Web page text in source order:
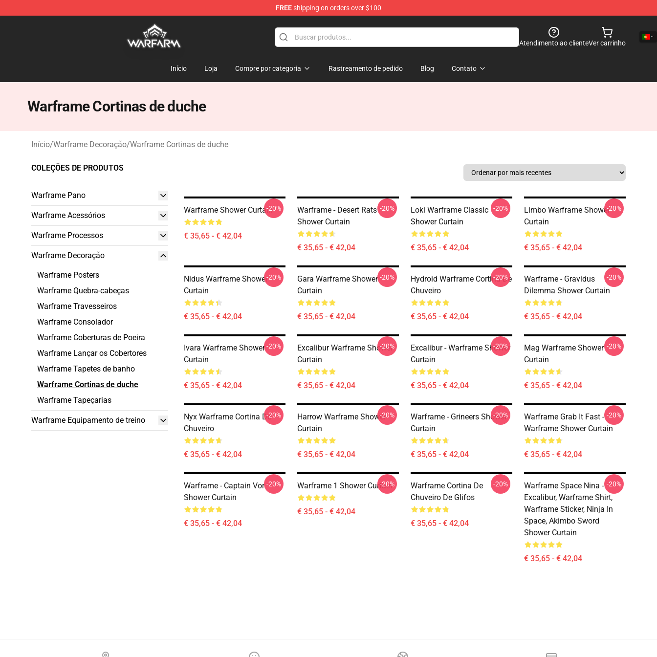
FREEshipping on orders over $100
Warframe Shop - Official Warframe Merchandise Store
Atendimento ao clienteVer carrinho
Início Loja Compre por categoria Rastreamento de pedido Blog Contato
Warframe Cortinas de duche
Início/Warframe Decoração/Warframe Cortinas de duche
COLEÇÕES DE PRODUTOS
Warframe Pano
Warframe Acessórios
Warframe Processos
Warframe Decoração
Warframe Posters
Warframe Quebra-cabeças
Warframe Travesseiros
Warframe Consolador
Warframe Coberturas de Poeira
Warframe Lançar os Cobertores
Warframe Tapetes de banho
Warframe Cortinas de duche
Warframe Tapeçarias
Warframe Equipamento de treino
Warframe Shower Curtain
€ 35,65 - € 42,04
-20%
Warframe - Desert Rats
Shower Curtain
€ 35,65 - € 42,04
-20%
Loki Warframe Classic
Shower Curtain
€ 35,65 - € 42,04
-20%
Limbo Warframe Shower
Curtain
€ 35,65 - € 42,04
-20%
Nidus Warframe Shower
Curtain
€ 35,65 - € 42,04
-20%
Gara Warframe Shower
Curtain
€ 35,65 - € 42,04
-20%
Hydroid Warframe Cortina De
Chuveiro
€ 35,65 - € 42,04
-20%
Warframe - Gravidus
Dilemma Shower Curtain
€ 35,65 - € 42,04
-20%
Ivara Warframe Shower
Curtain
€ 35,65 - € 42,04
-20%
Excalibur Warframe Shower
Curtain
€ 35,65 - € 42,04
-20%
Excalibur - Warframe Shower
Curtain
€ 35,65 - € 42,04
-20%
Mag Warframe Shower
Curtain
€ 35,65 - € 42,04
-20%
Nyx Warframe Cortina De
Chuveiro
€ 35,65 - € 42,04
-20%
Harrow Warframe Shower
Curtain
€ 35,65 - € 42,04
-20%
Warframe - Grineers Shower
Curtain
€ 35,65 - € 42,04
-20%
Warframe Grab It Fast -
Warframe Shower Curtain
€ 35,65 - € 42,04
-20%
Warframe - Captain Vor
Shower Curtain
€ 35,65 - € 42,04
-20% Warframe 1 Shower Curtain
€ 35,65 - € 42,04
-20%
Warframe Cortina De
Chuveiro De Glifos
€ 35,65 - € 42,04
-20%
Warframe Space Nina -
Excalibur, Warframe Shirt,
Warframe Sticker, Ninja In
Space, Akimbo Sword
Shower Curtain
€ 35,65 - € 42,04
-20%